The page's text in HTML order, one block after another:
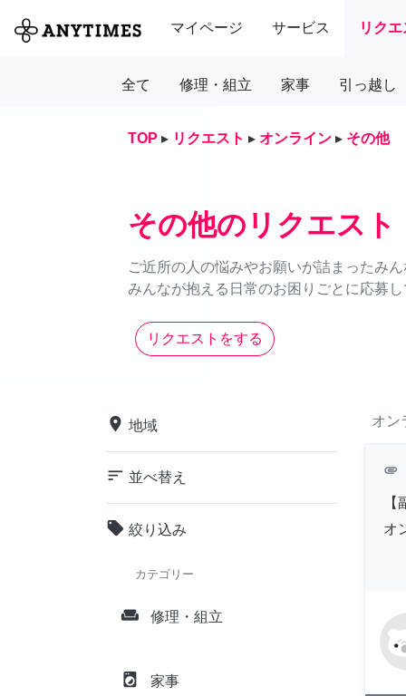
マイページ サービス リク
全て 修理・組立 家事 引っ越し
TOP ▸ リクエスト ▸ オンライン ▸ その他
その他のリクエスト
ご近所の人の悩みやお願いが詰まったみ
みんなが抱える日常のお困りごとに応募
リクエストをする
place 地域
sort 並べ替え
local_offer 絞り込み
カテゴリー
weekend 修理・組立
local_laundry_service 家事
オン
attachment
オ